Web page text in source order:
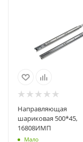
Направляющая
шариковая 500*45,
16808ИМП
Мало